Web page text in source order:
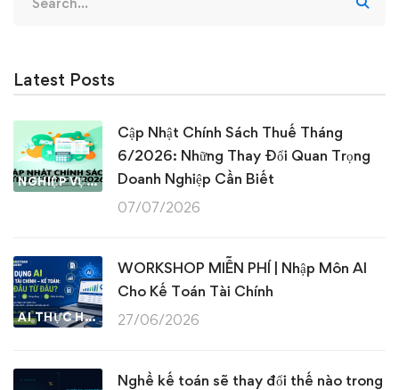
for:
Latest Posts
NGHIỆP VỤ KẾ TOÁN & THUẾ
Cập Nhật Chính Sách Thuế Tháng
6/2026: Những Thay Đổi Quan Trọng
Doanh Nghiệp Cần Biết
07/07/2026
AI THỰC HÀNH
WORKSHOP MIỄN PHÍ | Nhập Môn AI
Cho Kế Toán Tài Chính
27/06/2026
Nghề kế toán sẽ thay đổi thế nào trong